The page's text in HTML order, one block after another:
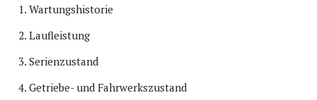
Wartungshistorie
Laufleistung
Serienzustand
Getriebe- und Fahrwerkszustand